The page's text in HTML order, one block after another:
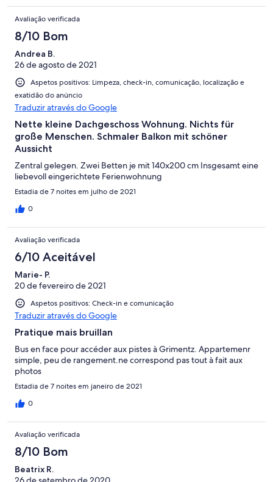
Avaliação verificada
8/10 Bom
Andrea B.
26 de agosto de 2021
Aspetos positivos: Limpeza, check-in, comunicação, localização e
exatidão do anúncio
Traduzir através do Google
Nette kleine Dachgeschoss Wohnung. Nichts für
große Menschen. Schmaler Balkon mit schöner
Aussicht
Zentral gelegen. Zwei Betten je mit 140x200 cm Insgesamt eine
liebevoll eingerichtete Ferienwohnung
Estadia de 7 noites em julho de 2021
0
Avaliação verificada
6/10 Aceitável
Marie- P.
20 de fevereiro de 2021
Aspetos positivos: Check-in e comunicação
Traduzir através do Google
Pratique mais bruillan
Bus en face pour accéder aux pistes à Grimentz. Appartemenr
simple, peu de rangement.ne correspond pas tout à fait aux
photos
Estadia de 7 noites em janeiro de 2021
0
Avaliação verificada
8/10 Bom
Beatrix R.